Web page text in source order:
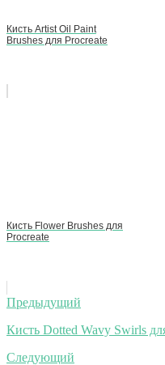
Кисть Artist Oil Paint
Brushes для Procreate
Кисть Flower Brushes для
Procreate
Навигация
по
записям
Предыдущий
Кисть Dotted Wavy Swirls
Следующий